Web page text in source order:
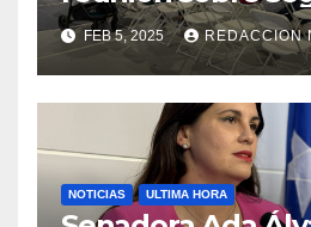
Reparto
FEB 5, 2025 REDACCION
NOTICIAS ULTIMA HORA